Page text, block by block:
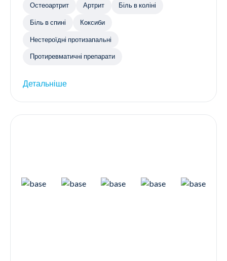
Остеоартрит Артрит Біль в коліні
Біль в спині Коксиби
Нестероїдні протизапальні
Протиревматичні препарати
Детальніше